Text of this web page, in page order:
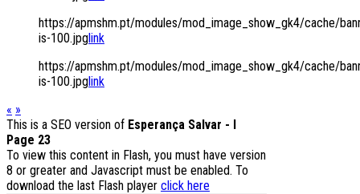
https://apmshm.pt/modules/mod_image_show_gk4/cache/
is-100.jpglink
https://apmshm.pt/modules/mod_image_show_gk4/cache/
is-100.jpglink
« »
This is a SEO version of Esperança Salvar - I
Page 23
To view this content in Flash, you must have version
8 or greater and Javascript must be enabled. To
download the last Flash player click here